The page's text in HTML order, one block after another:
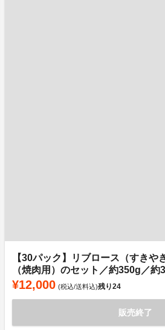
【30パック】リブロース（すきや
（焼肉用）のセット／約350g／約
¥12,000 (税込/送料込)残り24
販売終了